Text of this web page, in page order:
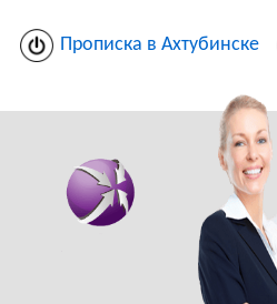
Прописка в Ахтубинске